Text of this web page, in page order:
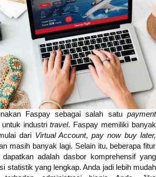
Faspay sebagai salah satu payment
industritravel. Faspay memiliki banyak
dari Virtual Account,pay now buy later,
masih banyak lagi. Selain itu, beberapa fitur
adalah dasbor komprehensif yang
statistik yang lengkap. Anda jadi lebih mudah